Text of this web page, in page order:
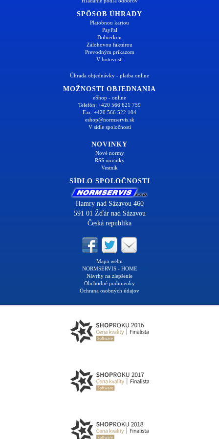
SPÔSOB ÚHRADY
Platobnou kartou
PayPal
Dobierkou
Zálohovou faktúrou
Prevodným príkazom
V hotovosti
Úhrada objednávky - platba online
MOŽNOSTI OBJEDNANIA
eShop - online
Telefón: +420 566 621 759
Fax: +420 566 522 104
eshop@normservis.sk
V sídle spoločnosti
NOVINKY
Nové normy
RSS novinky
Vestník
SÍDLO SPOLOČNOSTI
Hamry nad Sázavou 460
591 01 Žďár nad Sázavou
Česká republika
Mapa webu
NORMSERVIS - HOME
Návrhy na zlepšenie
Obchodné podmienky
Ochrana osobných údajov